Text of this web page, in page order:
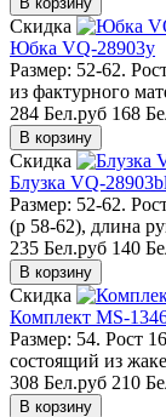
Скидка
Юбка VQ-28903y
Размер: 52-62.
из фактурного
284 Бел.руб 168
Скидка
Блузка VQ-28903bl
Размер: 52-62.
(р 58-62), длина
235 Бел.руб 140
Скидка
Комплект MS-
Размер: 54. Рост
состоящий из
308 Бел.руб 210